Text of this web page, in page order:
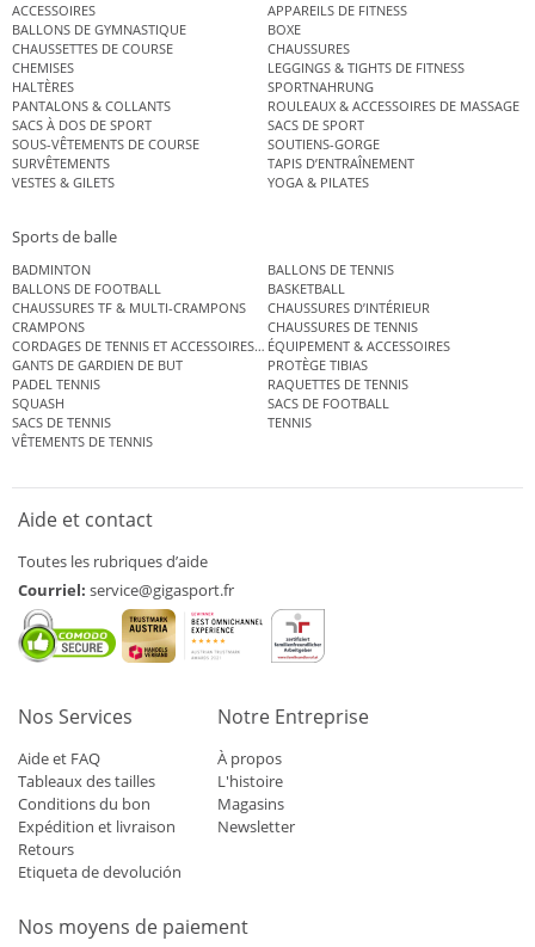
ACCESSOIRES
APPAREILS DE FITNESS
BALLONS DE GYMNASTIQUE
BOXE
CHAUSSETTES DE COURSE
CHAUSSURES
CHEMISES
LEGGINGS & TIGHTS DE FITNESS
HALTÈRES
SPORTNAHRUNG
PANTALONS & COLLANTS
ROULEAUX & ACCESSOIRES DE MASSAGE
SACS À DOS DE SPORT
SACS DE SPORT
SOUS-VÊTEMENTS DE COURSE
SOUTIENS-GORGE
SURVÊTEMENTS
TAPIS D’ENTRAÎNEMENT
VESTES & GILETS
YOGA & PILATES
Sports de balle
BADMINTON
BALLONS DE TENNIS
BALLONS DE FOOTBALL
BASKETBALL
CHAUSSURES TF & MULTI-CRAMPONS
CHAUSSURES D’INTÉRIEUR
CRAMPONS
CHAUSSURES DE TENNIS
CORDAGES DE TENNIS ET ACCESSOIRES DE TENNISÉQUIPEMENT & ACCESSOIRES
GANTS DE GARDIEN DE BUT
PROTÈGE TIBIAS
PADEL TENNIS
RAQUETTES DE TENNIS
SQUASH
SACS DE FOOTBALL
SACS DE TENNIS
TENNIS
VÊTEMENTS DE TENNIS
Aide et contact
Toutes les rubriques d’aide
Courriel: service@gigasport.fr
Nos Services
Aide et FAQ
Tableaux des tailles
Conditions du bon
Expédition et livraison
Retours
Etiqueta de devolución
Notre Entreprise
À propos
L'histoire
Magasins
Newsletter
Nos moyens de paiement